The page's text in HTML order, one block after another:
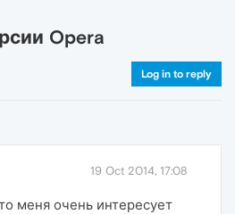
Opera
Log in to reply
19 Oct 2014, 17:08
меня очень интересует